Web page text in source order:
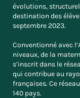
évolutions,
destination des
septembre 2023.
Conventionné avec
niveaux, de la
s’inscrit dans le
qui contribue au
françaises. Ce
140 pays.